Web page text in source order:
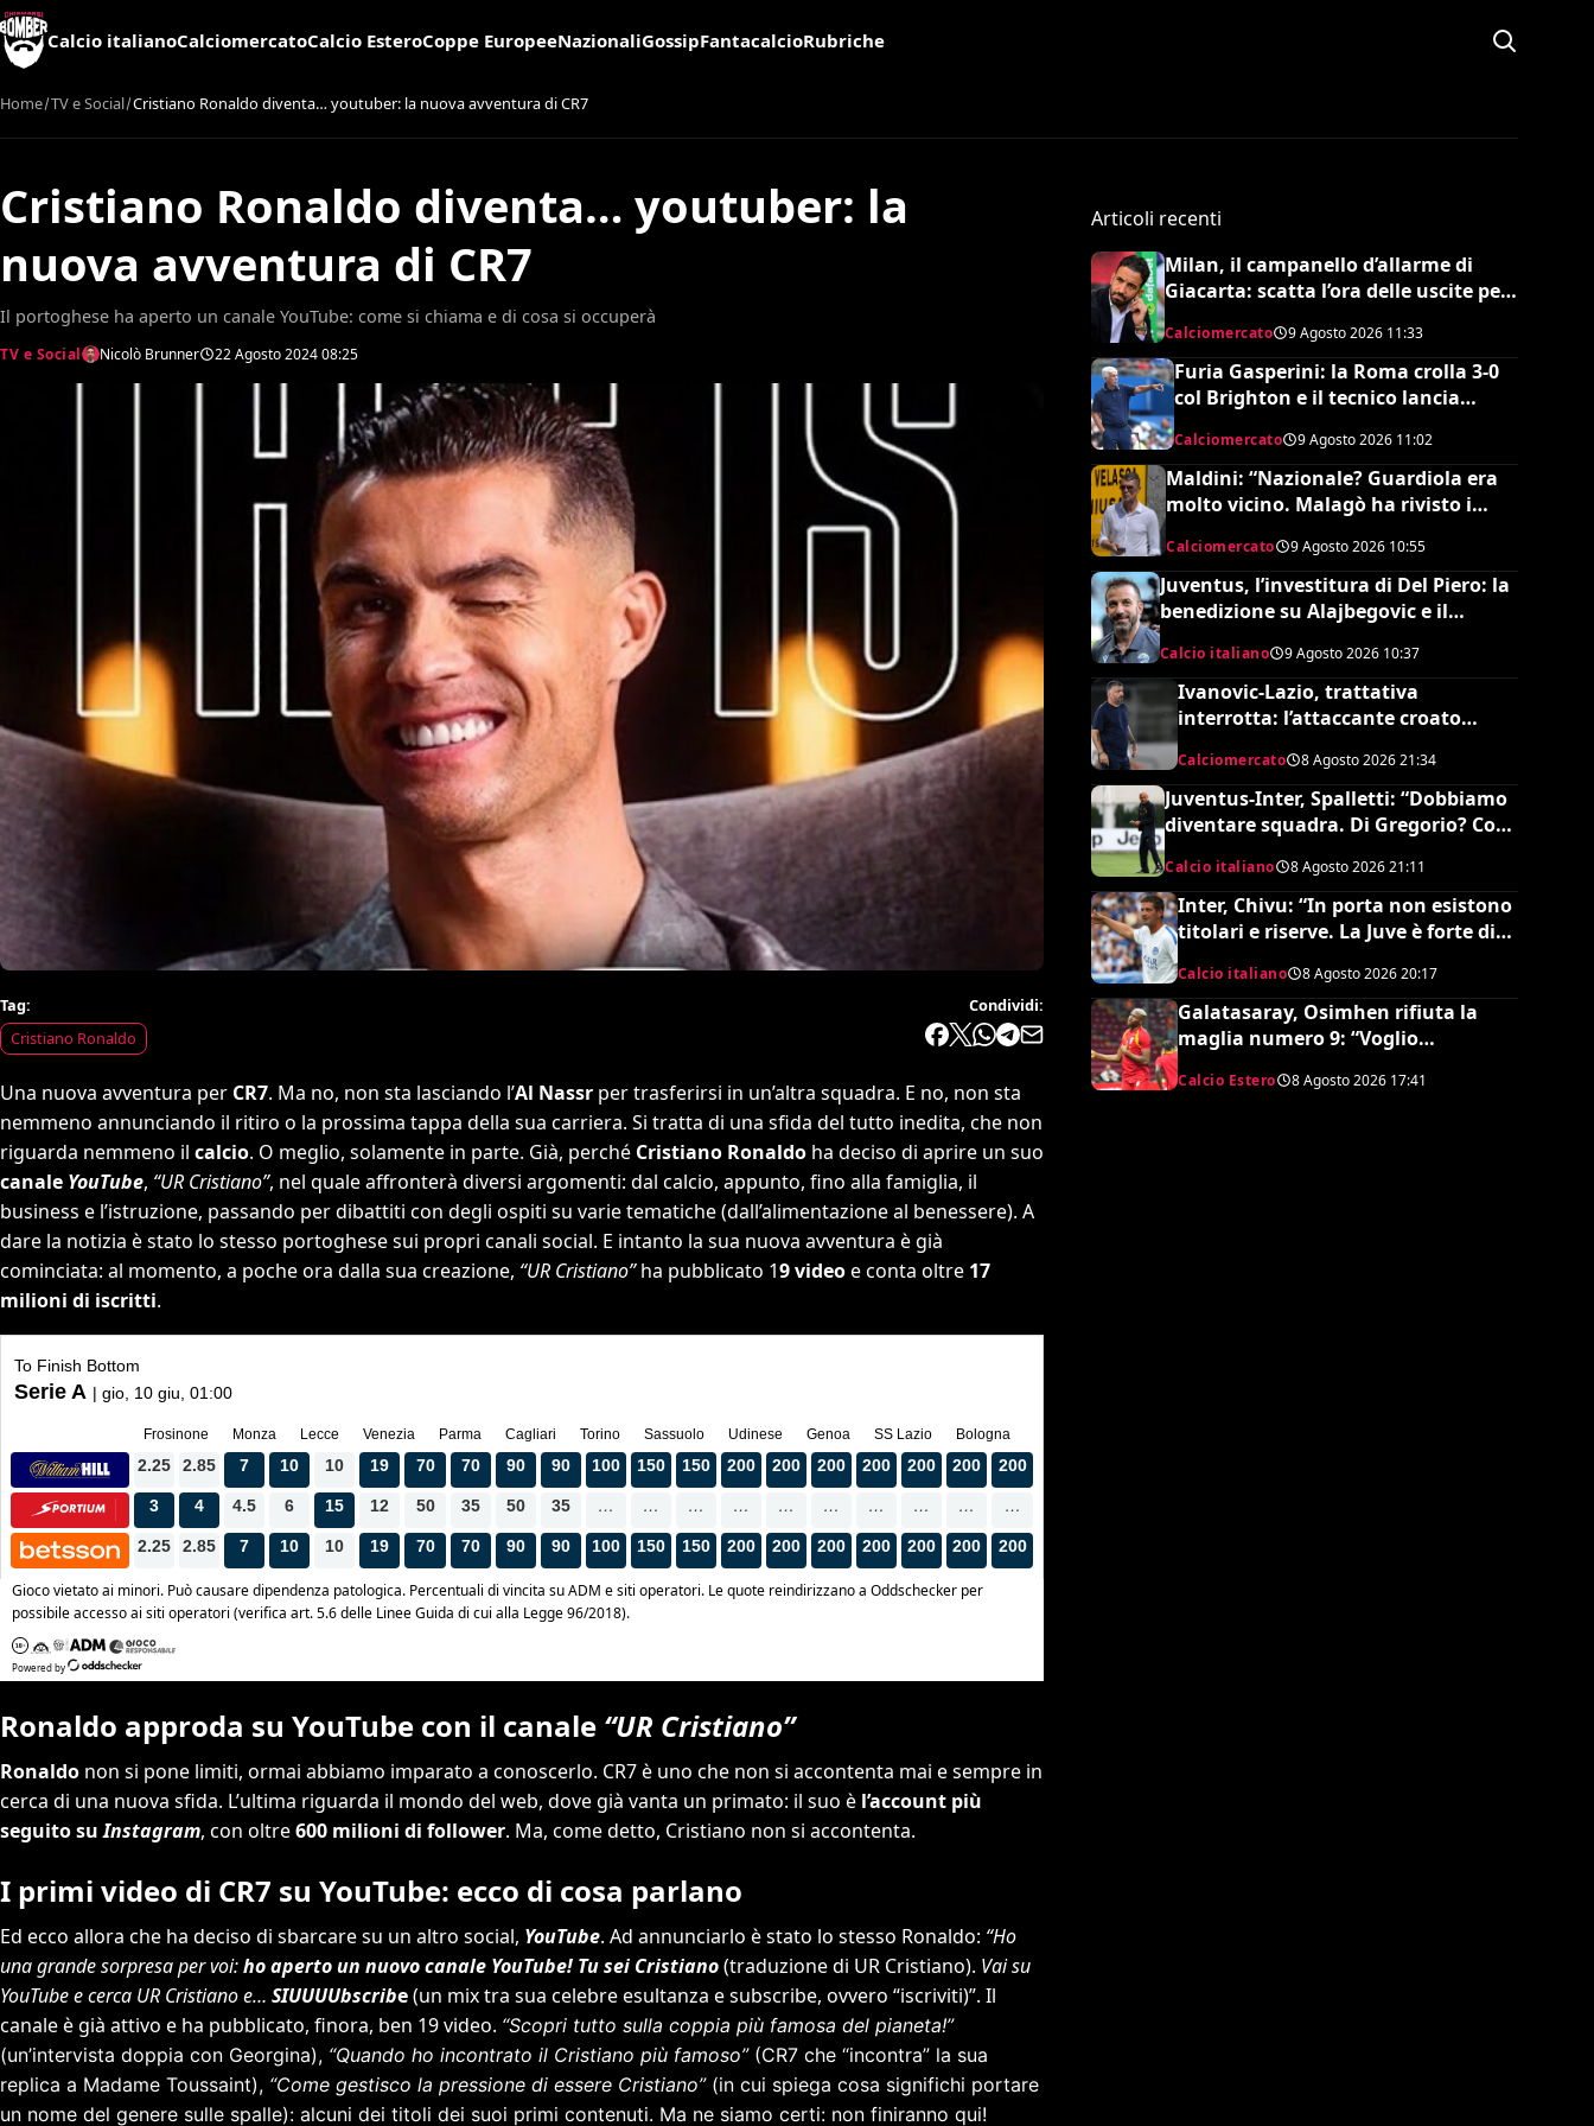
Calcio italianoCalciomercatoCalcio EsteroCoppe EuropeeNazionaliGossipFantacalcioRubriche
Home TV e Social Cristiano Ronaldo diventa… youtuber: la nuova avventura di CR7
Cristiano Ronaldo diventa… youtuber: la
nuova avventura di CR7
Il portoghese ha aperto un canale YouTube: come si chiama e di cosa si occuperà
TV e Social Nicolò Brunner 22 Agosto 2024 08:25
Tag:
Cristiano Ronaldo
Condividi:
Una nuova avventura per CR7. Ma no, non sta lasciando l’Al Nassr per trasferirsi in un’altra squadra. E no, non sta
nemmeno annunciando il ritiro o la prossima tappa della sua carriera. Si tratta di una sfida del tutto inedita, che non
riguarda nemmeno il calcio. O meglio, solamente in parte. Già, perché Cristiano Ronaldo ha deciso di aprire un suo
canale YouTube, “UR Cristiano”, nel quale affronterà diversi argomenti: dal calcio, appunto, fino alla famiglia, il
business e l’istruzione, passando per dibattiti con degli ospiti su varie tematiche (dall’alimentazione al benessere). A
dare la notizia è stato lo stesso portoghese sui propri canali social. E intanto la sua nuova avventura è già
cominciata: al momento, a poche ora dalla sua creazione, “UR Cristiano”ha pubblicato 19 videoe conta oltre 17
milioni di iscritti.
Ronaldo approda su YouTube con il canale “UR Cristiano”
Ronaldo non si pone limiti, ormai abbiamo imparato a conoscerlo. CR7 è uno che non si accontenta mai e sempre in
cerca di una nuova sfida. L’ultima riguarda il mondo del web, dove già vanta un primato: il suo è l’account più
seguito suInstagram, con oltre600 milioni di follower. Ma, come detto, Cristiano non si accontenta.
I primi video di CR7 su YouTube: ecco di cosa parlano
Ed ecco allora che ha deciso di sbarcare su un altro social, YouTube. Ad annunciarlo è stato lo stesso Ronaldo: “Ho
una grande sorpresa per voi:ho aperto un nuovo canale YouTube! Tu sei Cristiano(traduzione di UR Cristiano). Vai su
YouTube e cerca UR Cristiano e… SIUUUUbscribe(un mix tra sua celebre esultanza e subscribe, ovvero “iscriviti)”. Il
canale è già attivo e ha pubblicato, finora, ben 19 video. “Scopri tutto sulla coppia più famosa del pianeta!”
(un’intervista doppia con Georgina), “Quando ho incontrato il Cristiano più famoso”(CR7 che “incontra” la sua
replica a Madame Toussaint), “Come gestisco la pressione di essere Cristiano”(in cui spiega cosa significhi portare
un nome del genere sulle spalle): alcuni dei titoli dei suoi primi contenuti. Ma ne siamo certi: non finiranno qui!
Articoli recenti
Milan, il campanello d’allarme di
Giacarta: scatta l’ora delle uscite per
sbloccare Inacio e Hojbjerg
Calciomercato 9 Agosto 2026 11:33
Furia Gasperini: la Roma crolla 3-0
col Brighton e il tecnico lancia
l’allarme mercato
Calciomercato 9 Agosto 2026 11:02
Maldini: “Nazionale? Guardiola era
molto vicino. Malagò ha rivisto i
Calciomercato 9 Agosto 2026 10:55
Juventus, l’investitura di Del Piero: la
benedizione su Alajbegovic e il
fattore Spalletti per il ritorno in alto
Calcio italiano 9 Agosto 2026 10:37
Ivanovic-Lazio, trattativa
interrotta: l’attaccante croato
rifiuta il trasferimento
Calciomercato 8 Agosto 202621:34
Juventus-Inter, Spalletti: “Dobbiamo
diventare squadra. Di Gregorio? Cose
Calcio italiano 8 Agosto 2026 21:11
Inter, Chivu: “In porta non esistono
titolari e riserve. La Juve è forte dirà
la sua”
Calcio italiano 8 Agosto 2026 20:17
Galatasaray, Osimhen rifiuta la
maglia numero 9: “Voglio
Calcio Estero 8 Agosto 2026 17:41